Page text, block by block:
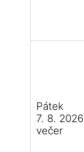
Pátek
7. 8. 2026
večer